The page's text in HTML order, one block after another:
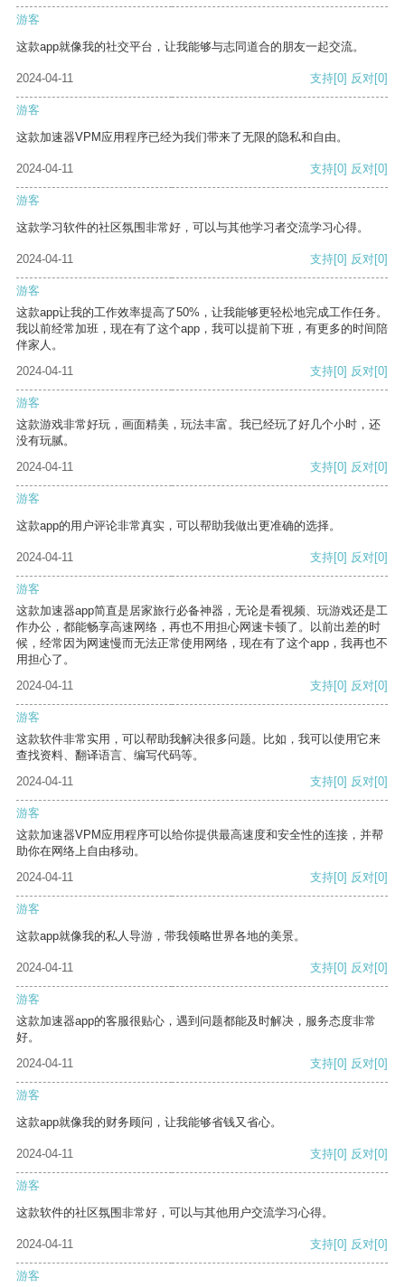
游客
这款app就像我的社交平台，让我能够与志同道合的朋友一起交流。
2024-04-11 支持[0] 反对[0]
游客
这款加速器VPM应用程序已经为我们带来了无限的隐私和自由。
2024-04-11 支持[0] 反对[0]
游客
这款学习软件的社区氛围非常好，可以与其他学习者交流学习心得。
2024-04-11 支持[0] 反对[0]
游客
这款app让我的工作效率提高了50%，让我能够更轻松地完成工作任务。
我以前经常加班，现在有了这个app，我可以提前下班，有更多的时间陪
伴家人。
2024-04-11
支持[0] 反对[0]
游客
这款游戏非常好玩，画面精美，玩法丰富。我已经玩了好几个小时，还
没有玩腻。
2024-04-11
支持[0] 反对[0]
游客
这款app的用户评论非常真实，可以帮助我做出更准确的选择。
2024-04-11 支持[0] 反对[0]
游客
这款加速器app简直是居家旅行必备神器，无论是看视频、玩游戏还是工
作办公，都能畅享高速网络，再也不用担心网速卡顿了。以前出差的时
候，经常因为网速慢而无法正常使用网络，现在有了这个app，我再也不
用担心了。
2024-04-11
支持[0] 反对[0]
游客
这款软件非常实用，可以帮助我解决很多问题。比如，我可以使用它来
查找资料、翻译语言、编写代码等。
2024-04-11
支持[0] 反对[0]
游客
这款加速器VPM应用程序可以给你提供最高速度和安全性的连接，并帮
助你在网络上自由移动。
2024-04-11
支持[0] 反对[0]
游客
这款app就像我的私人导游，带我领略世界各地的美景。
2024-04-11 支持[0] 反对[0]
游客
这款加速器app的客服很贴心，遇到问题都能及时解决，服务态度非常
好。
2024-04-11
支持[0] 反对[0]
游客
这款app就像我的财务顾问，让我能够省钱又省心。
2024-04-11 支持[0] 反对[0]
游客
这款软件的社区氛围非常好，可以与其他用户交流学习心得。
2024-04-11 支持[0] 反对[0]
游客